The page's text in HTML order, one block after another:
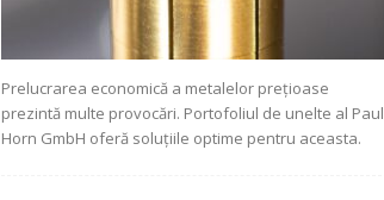
Prelucrarea economică a metalelor prețioase
prezintă multe provocări. Portofoliul de unelte al Paul
Horn GmbH oferă soluțiile optime pentru aceasta.